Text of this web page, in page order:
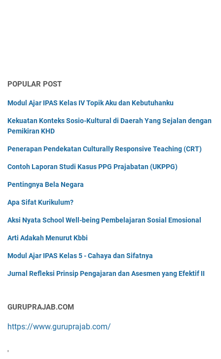
POPULAR POST
Modul Ajar IPAS Kelas IV Topik Aku dan Kebutuhanku
Kekuatan Konteks Sosio-Kultural di Daerah Yang Sejalan dengan
Pemikiran KHD
Penerapan Pendekatan Culturally Responsive Teaching (CRT)
Contoh Laporan Studi Kasus PPG Prajabatan (UKPPG)
Pentingnya Bela Negara
Apa Sifat Kurikulum?
Aksi Nyata School Well-being Pembelajaran Sosial Emosional
Arti Adakah Menurut Kbbi
Modul Ajar IPAS Kelas 5 - Cahaya dan Sifatnya
Jurnal Refleksi Prinsip Pengajaran dan Asesmen yang Efektif II
GURUPRAJAB.COM
https://www.guruprajab.com/
'